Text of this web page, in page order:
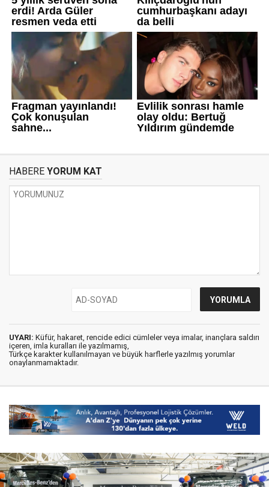
HABERE YORUM KAT
UYARI: Küfür, hakaret, rencide edici cümleler veya imalar, inançlara saldırı
içeren, imla kuralları ile yazılmamış,
Türkçe karakter kullanılmayan ve büyük harflerle yazılmış yorumlar
onaylanmamaktadır.